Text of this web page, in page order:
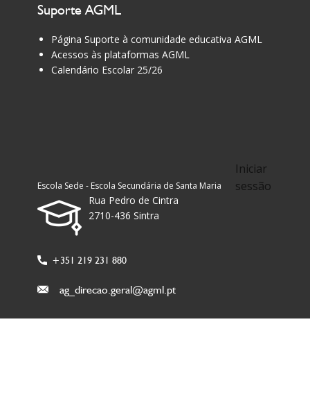
Suporte AGML
Página Suporte à comunidade educativa AGML
Acessos às plataformas AGML
Calendário Escolar 25/26
Iniciar
sessão
Escola Sede - Escola Secundária de Santa Maria
Rua Pedro de Cintra
2710-436 Sintra
+351 219 231 880
ag_direcao.geral@agml.pt